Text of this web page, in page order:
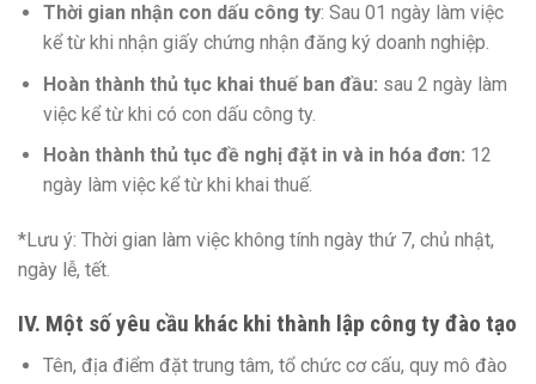
Thời gian nhận con dấu công ty: Sau 01 ngày làm việc
kể từ khi nhận giấy chứng nhận đăng ký doanh nghiệp.
Hoàn thành thủ tục khai thuế ban đầu: sau 2 ngày làm
việc kể từ khi có con dấu công ty.
Hoàn thành thủ tục đề nghị đặt in và in hóa đơn: 12
ngày làm việc kể từ khi khai thuế.
*Lưu ý: Thời gian làm việc không tính ngày thứ 7, chủ nhật,
ngày lễ, tết.
IV. Một số yêu cầu khác khi thành lập công ty đào tạo
Tên, địa điểm đặt trung tâm, tổ chức cơ cấu, quy mô đào